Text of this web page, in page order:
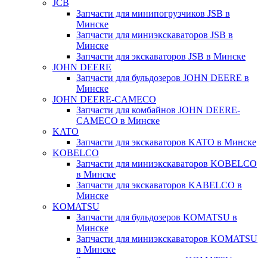
JCB
Запчасти для минипогрузчиков JSB в
Минске
Запчасти для миниэкскаваторов JSB в
Минске
Запчасти для экскаваторов JSB в Минске
JOHN DEERE
Запчасти для бульдозеров JOHN DEERE в
Минске
JOHN DEERE-CAMECO
Запчасти для комбайнов JOHN DEERE-
CAMECO в Минске
KATO
Запчасти для экскаваторов KATO в Минске
KOBELCO
Запчасти для миниэкскаваторов KOBELCO
в Минске
Запчасти для экскаваторов KABELCO в
Минске
KOMATSU
Запчасти для бульдозеров KOMATSU в
Минске
Запчасти для миниэкскаваторов KOMATSU
в Минске